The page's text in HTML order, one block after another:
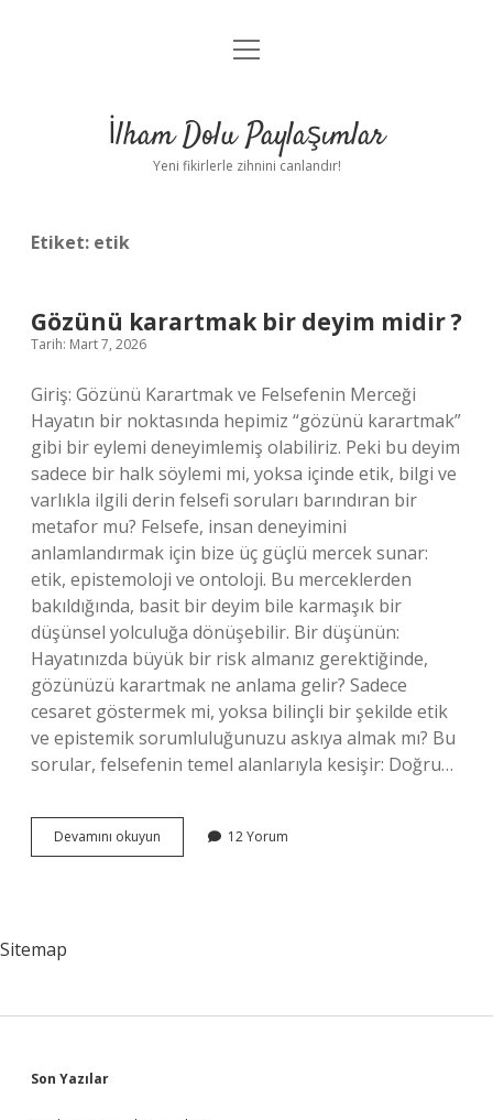
Anasayfa
Yasal Uyarı
menüyü
İlham Dolu Paylaşımlar
Yeni fikirlerle zihnini canlandır!
Etiket: etik
Gözünü karartmak bir deyim midir ?
Tarih: Mart 7, 2026
Giriş: Gözünü Karartmak ve Felsefenin Merceği
Hayatın bir noktasında hepimiz “gözünü karartmak”
gibi bir eylemi deneyimlemiş olabiliriz. Peki bu deyim
sadece bir halk söylemi mi, yoksa içinde etik, bilgi ve
varlıkla ilgili derin felsefi soruları barındıran bir
metafor mu? Felsefe, insan deneyimini
anlamlandırmak için bize üç güçlü mercek sunar:
etik, epistemoloji ve ontoloji. Bu merceklerden
bakıldığında, basit bir deyim bile karmaşık bir
düşünsel yolculuğa dönüşebilir. Bir düşünün:
Hayatınızda büyük bir risk almanız gerektiğinde,
gözünüzü karartmak ne anlama gelir? Sadece
cesaret göstermek mi, yoksa bilinçli bir şekilde etik
ve epistemik sorumluluğunuzu askıya almak mı? Bu
sorular, felsefenin temel alanlarıyla kesişir: Doğru…
Devamını okuyun
karartmak
12 Yorum
Sitemap
Sidebar
Son Yazılar